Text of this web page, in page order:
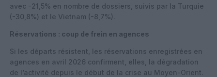
avec -21,5% en nombre de dossiers, suivis par la Turquie
(-30,8%) et le Vietnam (-8,7%).
Réservations : coup de frein en agences
Si les départs résistent, les réservations enregistrées en
agences en avril 2026 confirment, elles, la dégradation
de l’activité depuis le début de la crise au Moyen-Orient.